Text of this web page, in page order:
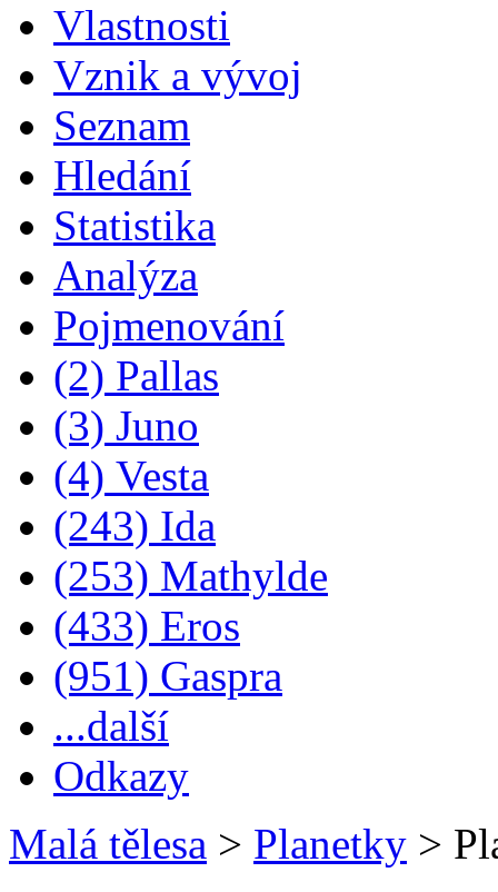
Vlastnosti
Vznik a vývoj
Seznam
Hledání
Statistika
Analýza
Pojmenování
(2) Pallas
(3) Juno
(4) Vesta
(243) Ida
(253) Mathylde
(433) Eros
(951) Gaspra
...další
Odkazy
Malá tělesa > Planetky >